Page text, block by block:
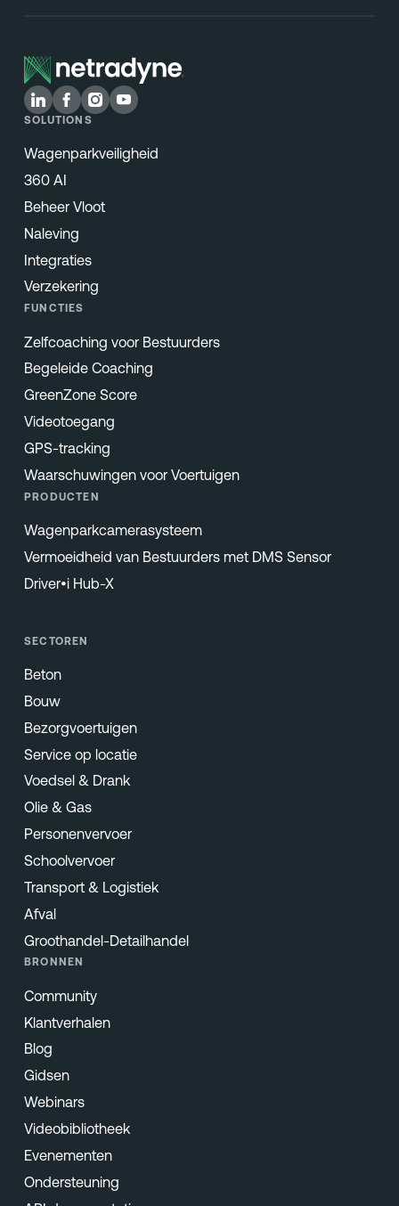
SOLUTIONS
Wagenparkveiligheid
360 AI
Beheer Vloot
Naleving
Integraties
Verzekering
FUNCTIES
Zelfcoaching voor Bestuurders
Begeleide Coaching
GreenZone Score
Videotoegang
GPS-tracking
Waarschuwingen voor Voertuigen
PRODUCTEN
Wagenparkcamerasysteem
Vermoeidheid van Bestuurders met DMS Sensor
Driver•i Hub-X
SECTOREN
Beton
Bouw
Bezorgvoertuigen
Service op locatie
Voedsel & Drank
Olie & Gas
Personenvervoer
Schoolvervoer
Transport & Logistiek
Afval
Groothandel-Detailhandel
BRONNEN
Community
Klantverhalen
Blog
Gidsen
Webinars
Videobibliotheek
Evenementen
Ondersteuning